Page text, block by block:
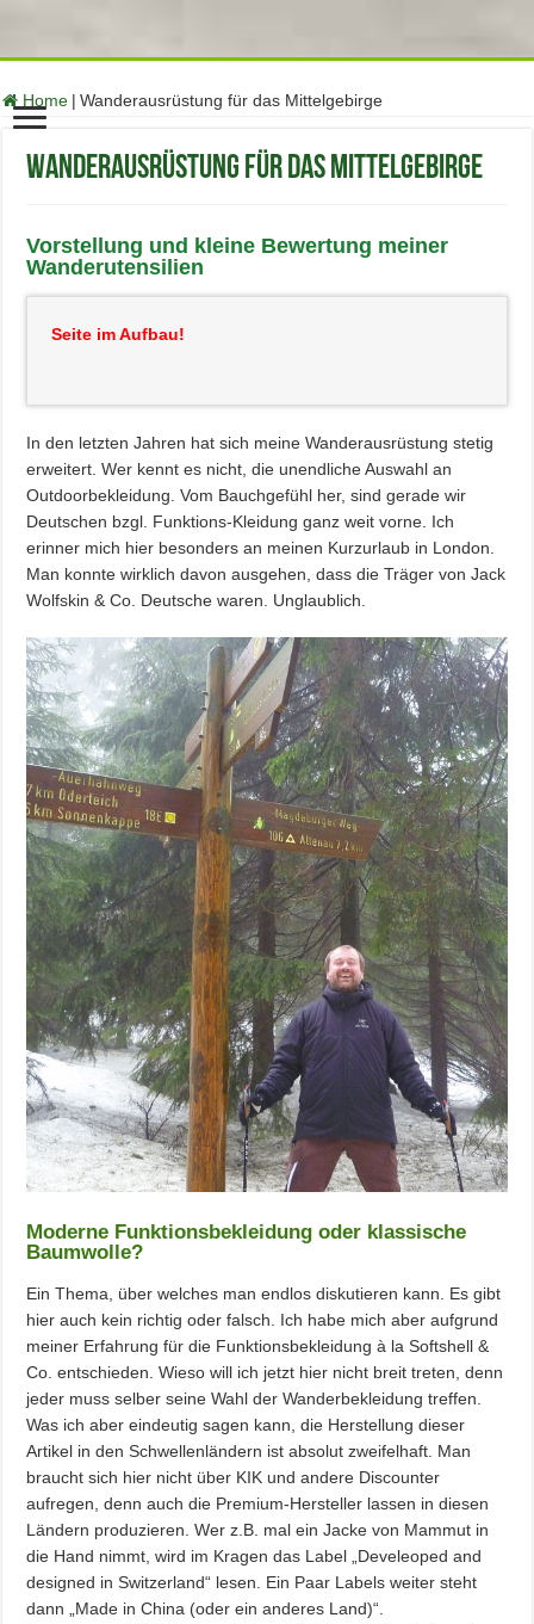
Home | Wanderausrüstung für das Mittelgebirge
Wanderausrüstung für das Mittelgebirge
Vorstellung und kleine Bewertung meiner
Wanderutensilien
Seite im Aufbau!
In den letzten Jahren hat sich meine Wanderausrüstung stetig
erweitert. Wer kennt es nicht, die unendliche Auswahl an
Outdoorbekleidung. Vom Bauchgefühl her, sind gerade wir
Deutschen bzgl. Funktions-Kleidung ganz weit vorne. Ich
erinner mich hier besonders an meinen Kurzurlaub in London.
Man konnte wirklich davon ausgehen, dass die Träger von Jack
Wolfskin & Co. Deutsche waren. Unglaublich.
Moderne Funktionsbekleidung oder klassische
Baumwolle?
Ein Thema, über welches man endlos diskutieren kann. Es gibt
hier auch kein richtig oder falsch. Ich habe mich aber aufgrund
meiner Erfahrung für die Funktionsbekleidung à la Softshell &
Co. entschieden. Wieso will ich jetzt hier nicht breit treten, denn
jeder muss selber seine Wahl der Wanderbekleidung treffen.
Was ich aber eindeutig sagen kann, die Herstellung dieser
Artikel in den Schwellenländern ist absolut zweifelhaft. Man
braucht sich hier nicht über KIK und andere Discounter
aufregen, denn auch die Premium-Hersteller lassen in diesen
Ländern produzieren. Wer z.B. mal ein Jacke von Mammut in
die Hand nimmt, wird im Kragen das Label „Develeoped and
designed in Switzerland“ lesen. Ein Paar Labels weiter steht
dann „Made in China (oder ein anderes Land)“.